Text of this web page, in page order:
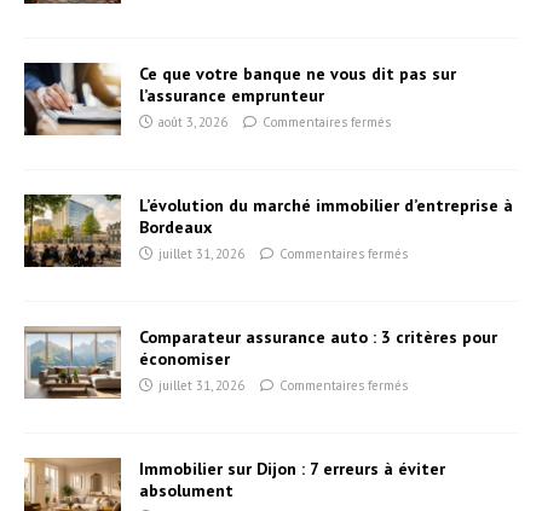
Ce que votre banque ne vous dit pas sur
l’assurance emprunteur
août 3, 2026 Commentaires fermés
L’évolution du marché immobilier d’entreprise à
Bordeaux
juillet 31, 2026 Commentaires fermés
Comparateur assurance auto : 3 critères pour
économiser
juillet 31, 2026 Commentaires fermés
Immobilier sur Dijon : 7 erreurs à éviter
absolument